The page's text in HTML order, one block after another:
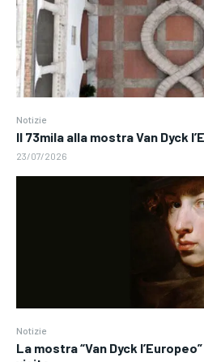
Notizie
Il 73mila alla mostra Van Dyck
23/07/2026
Notizie
La mostra “Van Dyck